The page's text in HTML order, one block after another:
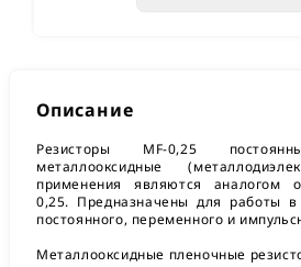
Описание
Резисторы MF-0,25
металлооксидные
применения являются аналогом
0,25. Предназначены для работы в
постоянного, переменного и
Металлооксидные пленочные